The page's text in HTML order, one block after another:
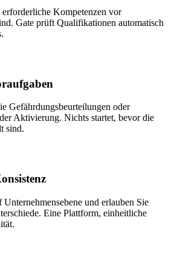
erforderliche Kompetenzen vor
Gate prüft Qualifikationen automatisch
Gefährdungsbeurteilungen oder
Aktivierung. Nichts startet, bevor die
sind.
Unternehmensebene und erlauben Sie
Eine Plattform, einheitliche